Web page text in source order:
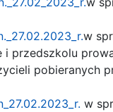
w
przedszkolu
pobieranych
w